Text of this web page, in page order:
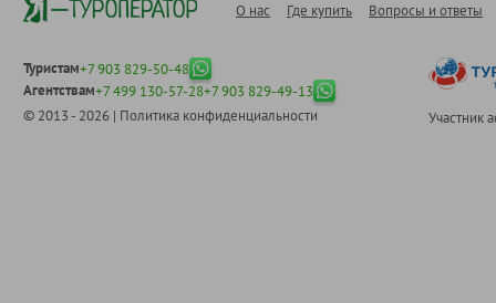
О нас Где купить Вопросы и ответы
Туристам+7 903 829-50-48
Агентствам+7 499 130-57-28+7 903 829-49-13
© 2013 - 2026 | Политика конфиденциальности Участник